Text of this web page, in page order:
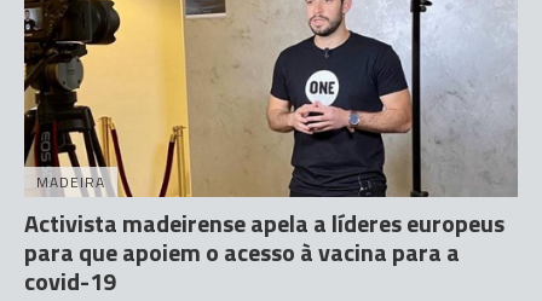
MADEIRA
Activista madeirense apela a líderes europeus
para que apoiem o acesso à vacina para a
covid-19